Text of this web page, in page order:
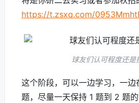
https://t.zsxq.com/
球友们认可程度还是
这个阶段，可以一边学习，一
题，尽量一天保持 1 题到 2 题